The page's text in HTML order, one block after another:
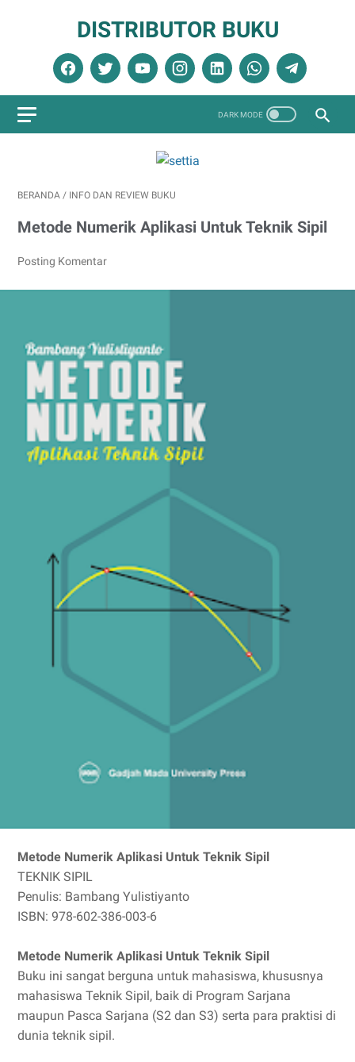
DISTRIBUTOR BUKU
BERANDA / INFO DAN REVIEW BUKU
Metode Numerik Aplikasi Untuk Teknik Sipil
Posting Komentar
Metode Numerik Aplikasi Untuk Teknik Sipil
TEKNIK SIPIL
Penulis: Bambang Yulistiyanto
ISBN: 978-602-386-003-6
Metode Numerik Aplikasi Untuk Teknik Sipil
Buku ini sangat berguna untuk mahasiswa, khususnya
mahasiswa Teknik Sipil, baik di Program Sarjana
maupun Pasca Sarjana (S2 dan S3) serta para praktisi di
dunia teknik sipil.